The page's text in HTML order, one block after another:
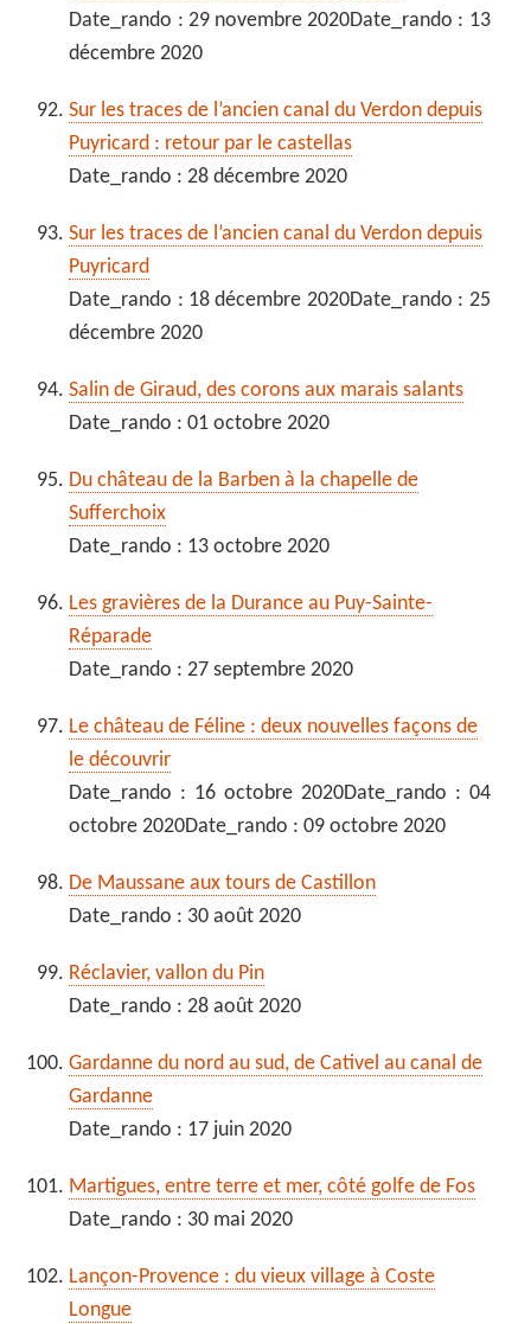
Date_rando : 29 novembre 2020Date_rando : 13
décembre 2020
Sur les traces de l’ancien canal du Verdon depuis
Puyricard : retour par le castellas
Date_rando : 28 décembre 2020
Sur les traces de l’ancien canal du Verdon depuis
Puyricard
Date_rando : 18 décembre 2020Date_rando : 25
décembre 2020
Salin de Giraud, des corons aux marais salants
Date_rando : 01 octobre 2020
Du château de la Barben à la chapelle de
Sufferchoix
Date_rando : 13 octobre 2020
Les gravières de la Durance au Puy-Sainte-
Réparade
Date_rando : 27 septembre 2020
Le château de Féline : deux nouvelles façons de
le découvrir
Date_rando : 16 octobre 2020Date_rando : 04
octobre 2020Date_rando : 09 octobre 2020
De Maussane aux tours de Castillon
Date_rando : 30 août 2020
Réclavier, vallon du Pin
Date_rando : 28 août 2020
Gardanne du nord au sud, de Cativel au canal de
Gardanne
Date_rando : 17 juin 2020
Martigues, entre terre et mer, côté golfe de Fos
Date_rando : 30 mai 2020
Lançon-Provence : du vieux village à Coste
Longue